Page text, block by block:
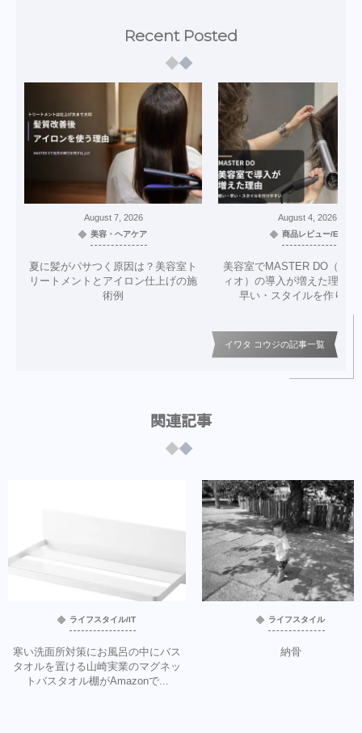
Recent Posted
August 7, 2026
美容・ヘアケア
夏に髪がパサつく原因は？美容室ト
リートメントとアイロン仕上げの施
術例
August 4, 2026
商品レビュー/EC
美容室でMASTER DO（マ
ィオ）の導入が増えた理由
早い・スタイルを作りや
イワタ コウジの記事一覧
関連記事
ライフスタイル/IT
寒い洗面所対策にお風呂の中にバス
タオルを置ける山崎実業のマグネッ
トバスタオル棚がAmazonで...
ライフスタイル
納骨